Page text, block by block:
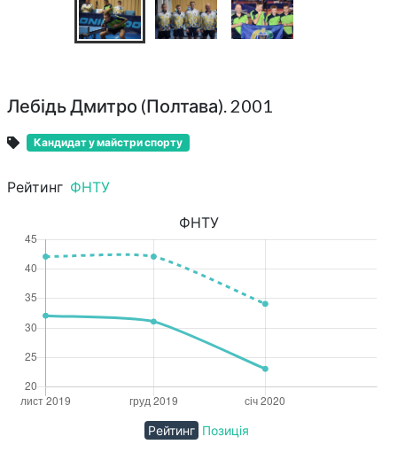
Лебідь Дмитро (Полтава). 2001
Кандидат у майстри спорту
Рейтинг ФНТУ
ФНТУ
Рейтинг Позиція